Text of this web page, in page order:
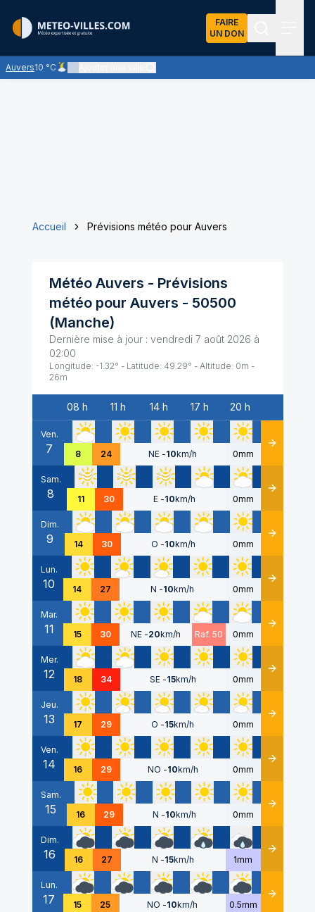
FAIRE
UN DON
Auvers10 °C
Ciel peu nuageux - les éclaircies dominent largement
Accueil Prévisions météo pour Auvers
Météo Auvers - Prévisions
météo pour Auvers - 50500
(Manche)
Dernière mise à jour : vendredi 7 août 2026 à
02:00
Longitude: -1.32° - Latitude: 49.29° - Altitude: 0m -
26m
Date
08 h 11 h 14 h 17 h 20 h
Ven.
7 8 24 NE -10km/h 0mm Détails
Sam.
8 11 30 E -10km/h 0mm Détails
Dim.
9 14 30 O -10km/h 0mm Détails
Lun.
10 14 27 N -10km/h 0mm Détails
Mar.
11 15 30 NE -20km/h Raf. 50 0mm Détails
Mer.
12 18 34 SE -15km/h 0mm Détails
Jeu.
13 17 29 O -15km/h 0mm Détails
Ven.
14 16 29 NO -10km/h 0mm Détails
Sam.
15 16 29 N -10km/h 0mm Détails
Dim.
16 16 27 N -15km/h 1mm Détails
Lun.
17 15 25 NO -10km/h 0.5mm Détails